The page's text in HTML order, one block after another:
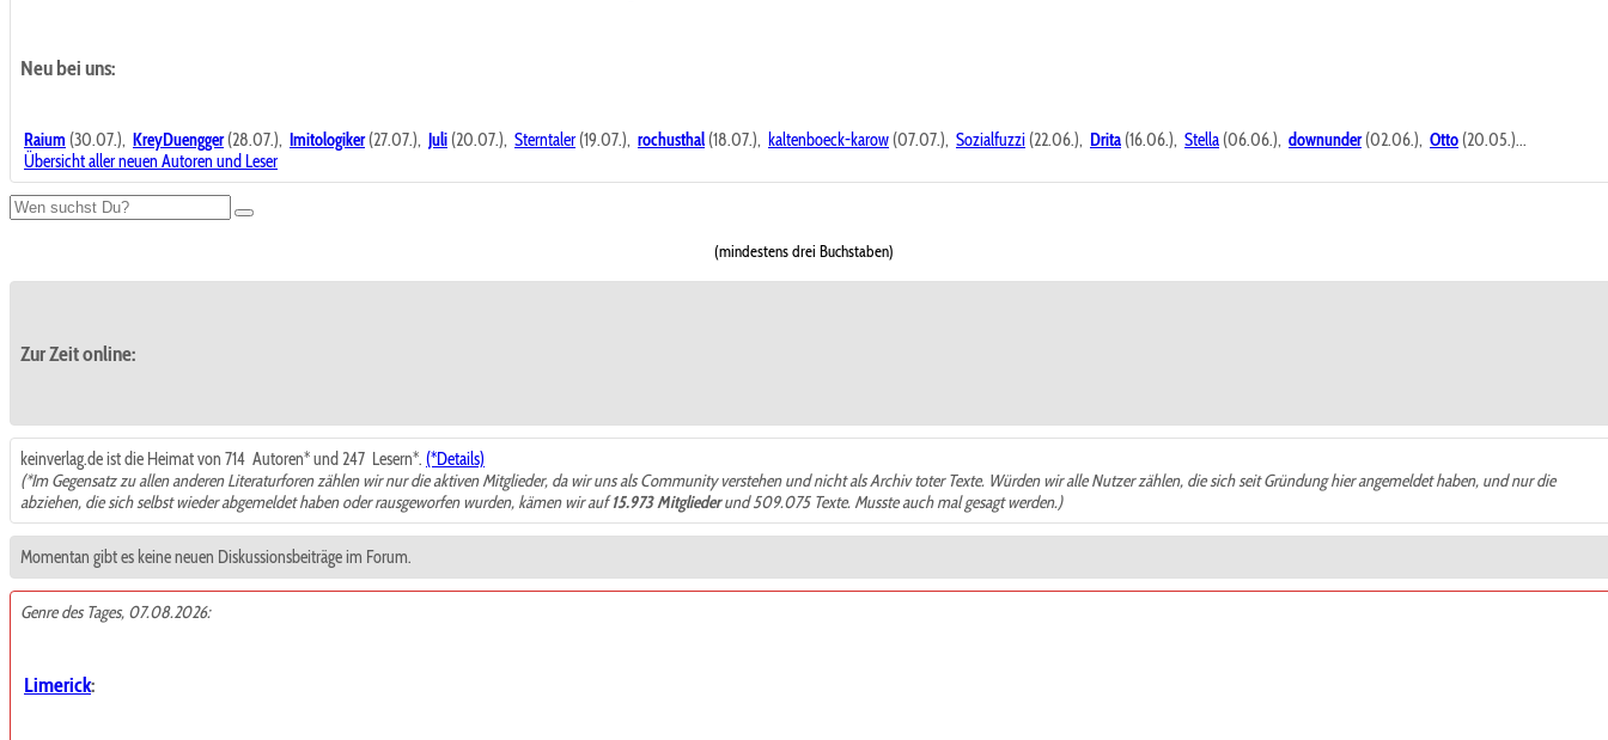
Neu bei uns:
Raium (30.07.), KreyDuengger(28.07.), Imitologiker(27.07.), Juli (20.07.), Sterntaler (19.07.), rochusthal (18.07.), kaltenboeck-karow (07.07.), Sozialfuzzi (22.06.), Drita (16.06.), Stella (06.06.), downunder(02.06.), Otto (20.05.)...
Übersicht aller neuen Autoren und Leser
(mindestens drei Buchstaben)
Zur Zeit online:
keinverlag.de ist die Heimat von 714 Autoren* und 247 Lesern*. (*Details)
(*Im Gegensatz zu allen anderen Literaturforen zählen wir nur die aktiven Mitglieder, da wir uns als Community verstehen und nicht als Archiv toter Texte. Würden wir alle Nutzer zählen, die sich seit Gründung hier angemeldet haben, und nur die
abziehen, die sich selbst wieder abgemeldet haben oder rausgeworfen wurden, kämen wir auf15.973 Mitgliederund 509.075 Texte. Musste auch mal gesagt werden.)
Momentan gibt es keine neuen Diskussionsbeiträge im Forum.
Genre des Tages, 07.08.2026:
Limerick: